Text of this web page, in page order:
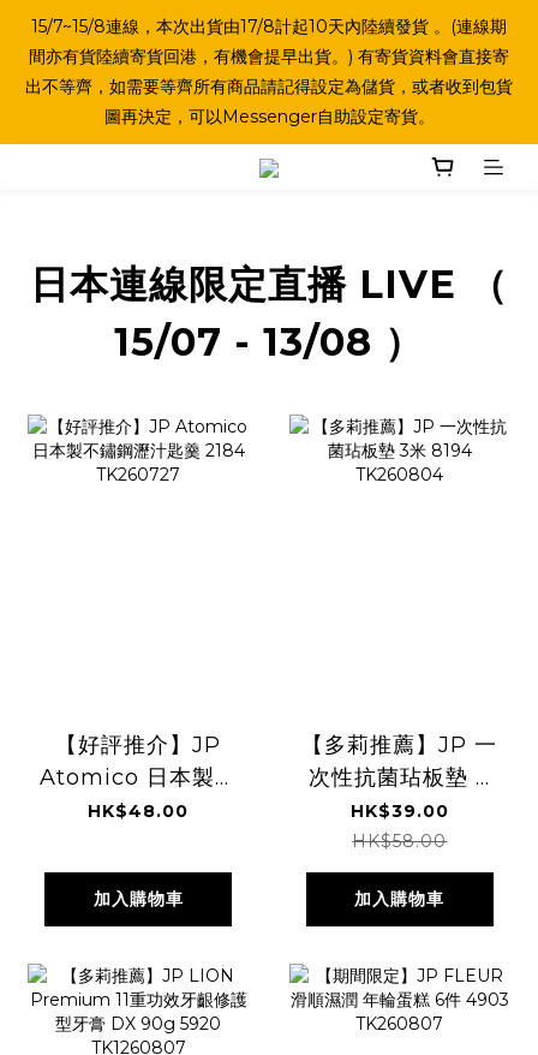
15/7~15/8連線，本次出貨由17/8計起10天內陸續發貨 。(連線期
間亦有貨陸續寄貨回港，有機會提早出貨。) 有寄貨資料會直接寄
出不等齊，如需要等齊所有商品請記得設定為儲貨，或者收到包貨
圖再決定，可以Messenger自助設定寄貨。
日本連線限定直播 LIVE （
15/07 - 13/08 ）
【好評推介】JP
Atomico 日本製不
鏽鋼瀝汁匙羹 2184
HK$48.00
加入購物車
【多莉推薦】JP 一
次性抗菌玷板墊 3
米 8194
TK260804
HK$39.00
HK$58.00
加入購物車